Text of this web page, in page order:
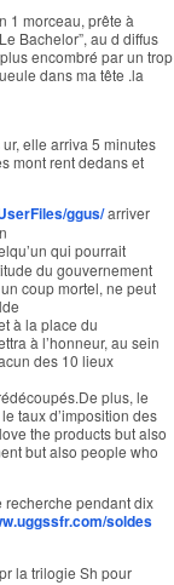
1 morceau, prête à
Bachelor”, au d diffus
encombré par un trop
dans ma tête .la
elle arriva 5 minutes
mont rent dedans et
ggus/arriver
qui pourrait
du gouvernement
coup mortel, ne peut
à la place du
à l’honneur, au sein
des 10 lieux
plus, le
taux d’imposition des
the products but also
but also people who
recherche pendant dix
soldes
la trilogie Sh pour